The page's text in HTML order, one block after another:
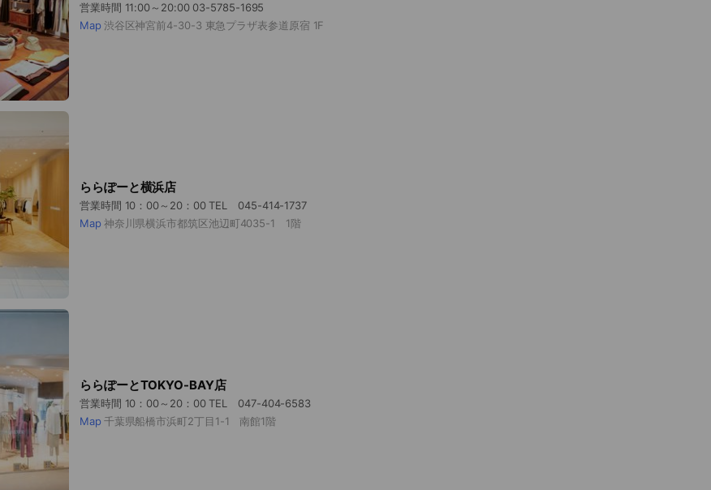
営業時間 11:00～20:00 03-5785-1695
Map 渋谷区神宮前4-30-3 東急プラザ表参道原宿 1F
ららぽーと横浜店
営業時間 10：00～20：00 TEL 045-414-1737
Map 神奈川県横浜市都筑区池辺町4035-1 1階
ららぽーとTOKYO-BAY店
営業時間 10：00～20：00 TEL 047-404-6583
Map 千葉県船橋市浜町2丁目1-1 南館1階